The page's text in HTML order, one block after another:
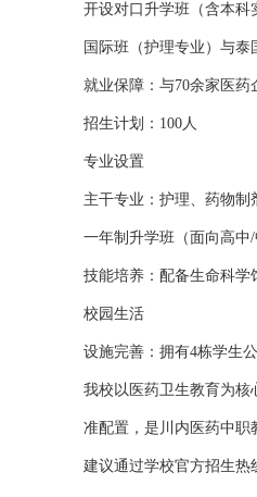
开设对口升学班（含本科
国际班（护理专业）与泰
就业保障：与70余家医药
招生计划：100人
专业设置
主干专业：护理、药物制
一年制升学班（面向高中
技能培养：配备生命科学
校园生活
设施完善：拥有4栋学生
我校以医药卫生教育为核
准配置，是川内医药中职
建议通过学校官方招生热